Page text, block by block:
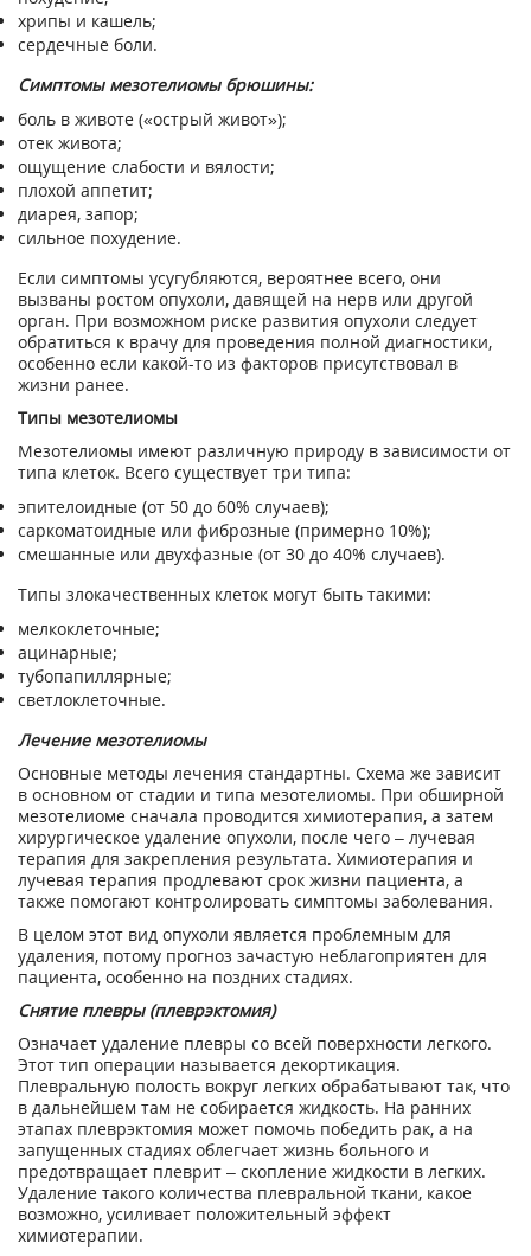
хрипы и кашель;
сердечные боли.
Симптомы мезотелиомы брюшины:
боль в животе («острый живот»);
отек живота;
ощущение слабости и вялости;
плохой аппетит;
диарея, запор;
сильное похудение.
Если симптомы усугубляются, вероятнее всего, они
вызваны ростом опухоли, давящей на нерв или другой
орган. При возможном риске развития опухоли следует
обратиться к врачу для проведения полной диагностики,
особенно если какой-то из факторов присутствовал в
жизни ранее.
Типы мезотелиомы
Мезотелиомы имеют различную природу в зависимости от
типа клеток. Всего существует три типа:
эпителоидные (от 50 до 60% случаев);
саркоматоидные или фиброзные (примерно 10%);
смешанные или двухфазные (от 30 до 40% случаев).
Типы злокачественных клеток могут быть такими:
мелкоклеточные;
ацинарные;
тубопапиллярные;
светлоклеточные.
Лечение мезотелиомы
Основные методы лечения стандартны. Схема же зависит
в основном от стадии и типа мезотелиомы. При обширной
мезотелиоме сначала проводится химиотерапия, а затем
хирургическое удаление опухоли, после чего – лучевая
терапия для закрепления результата. Химиотерапия и
лучевая терапия продлевают срок жизни пациента, а
также помогают контролировать симптомы заболевания.
В целом этот вид опухоли является проблемным для
удаления, потому прогноз зачастую неблагоприятен для
пациента, особенно на поздних стадиях.
Снятие плевры (плеврэктомия)
Означает удаление плевры со всей поверхности легкого.
Этот тип операции называется декортикация.
Плевральную полость вокруг легких обрабатывают так, что
в дальнейшем там не собирается жидкость. На ранних
этапах плеврэктомия может помочь победить рак, а на
запущенных стадиях облегчает жизнь больного и
предотвращает плеврит – скопление жидкости в легких.
Удаление такого количества плевральной ткани, какое
возможно, усиливает положительный эффект
химиотерапии.